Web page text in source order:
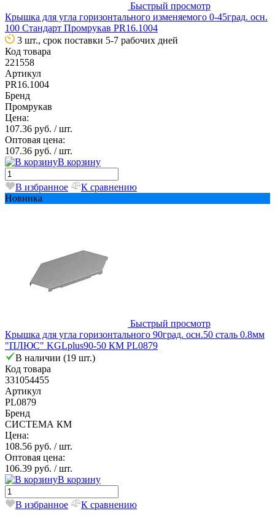
Быстрый просмотр
Крышка для угла горизонтального изменяемого 0-45град. осн.
100 Стандарт Промрукав PR16.1004
3 шт., срок поставки 5-7 рабочих дней
Код товара
221558
Артикул
PR16.1004
Бренд
Промрукав
Цена:
107.36 руб. / шт.
Оптовая цена:
107.36 руб. / шт.
В корзину
В избранное
К сравнению
Новинка
Быстрый просмотр
Крышка для угла горизонтального 90град. осн.50 сталь 0.8мм
"ПЛЮС" KGLplus90-50 КМ PL0879
В наличии (19 шт.)
Код товара
331054455
Артикул
PL0879
Бренд
СИСТЕМА КМ
Цена:
108.56 руб. / шт.
Оптовая цена:
106.39 руб. / шт.
В корзину
В избранное К сравнению